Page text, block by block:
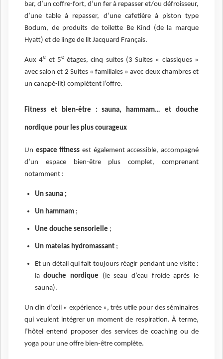
bar, d’un coffre-fort, d’un fer à repasser et/ou défroisseur,
d’une table à repasser, d’une cafetière à piston type
Bodum, de produits de toilette Be Kind (de la marque
Hyatt) et de linge de lit Jacquard Français.
Aux 4e et 5eétages, cinq suites (3 Suites « classiques »
avec salon et 2 Suites « familiales » avec deux chambres et
un canapé-lit) complètent l’offre.
Fitness et bien-être : sauna, hammam… et douche
nordique pour les plus courageux
Un espace fitness est également accessible, accompagné
d’un espace bien-être plus complet, comprenant
notamment :
Un sauna ;
Un hammam ;
Une douche sensorielle ;
Un matelas hydromassant;
Et un détail qui fait toujours réagir pendant une visite :
ladouche nordique (le seau d’eau froide après le
sauna).
Un clin d’œil « expérience », très utile pour des séminaires
qui veulent intégrer un moment de respiration. À terme,
l’hôtel entend proposer des services de coaching ou de
yoga pour une offre bien-être complète.